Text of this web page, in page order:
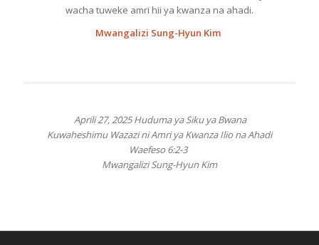
wacha tuweke amri hii ya kwanza na ahadi.
Mwangalizi Sung-Hyun Kim
Aprili27, 2025 Huduma ya Siku ya Bwana
Kuwaheshimu Wazazi ni Amri ya Kwanza Ilio na Ahadi
Waefeso 6:2-3
Mwangalizi Sung-Hyun Kim